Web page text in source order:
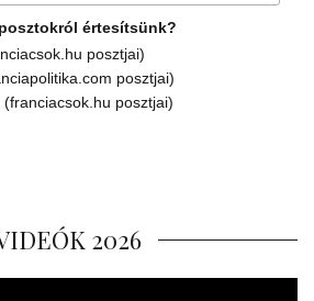
értesítsünk?
posztjai)
posztjai)
posztjai)
2026